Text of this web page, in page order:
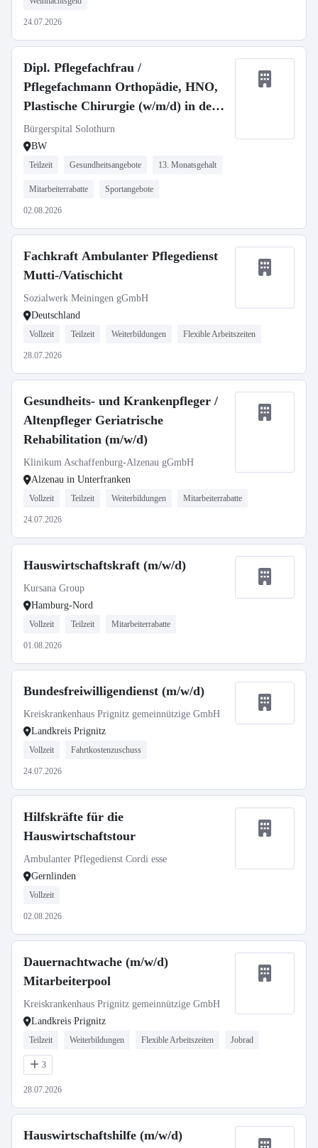
24.07.2026
Dipl. Pflegefachfrau /
Pflegefachmann Orthopädie, HNO,
Plastische Chirurgie (w/m/d) in der
Schweiz
Bürgerspital Solothurn
BW
Teilzeit Gesundheitsangebote 13. Monatsgehalt
Mitarbeiterrabatte Sportangebote
02.08.2026
Fachkraft Ambulanter Pflegedienst
Mutti-/Vatischicht
Sozialwerk Meiningen gGmbH
Deutschland
Vollzeit Teilzeit Weiterbildungen Flexible Arbeitszeiten
28.07.2026
Gesundheits- und Krankenpfleger /
Altenpfleger Geriatrische
Rehabilitation (m/w/d)
Klinikum Aschaffenburg-Alzenau gGmbH
Alzenau in Unterfranken
Vollzeit Teilzeit Weiterbildungen Mitarbeiterrabatte
24.07.2026
Hauswirtschaftskraft (m/w/d)
Kursana Group
Hamburg-Nord
Vollzeit Teilzeit Mitarbeiterrabatte
01.08.2026
Bundesfreiwilligendienst (m/w/d)
Kreiskrankenhaus Prignitz gemeinnützige GmbH
Landkreis Prignitz
Vollzeit Fahrtkostenzuschuss
24.07.2026
Hilfskräfte für die
Hauswirtschaftstour
Ambulanter Pflegedienst Cordi esse
Gernlinden
Vollzeit
02.08.2026
Dauernachtwache (m/w/d)
Mitarbeiterpool
Kreiskrankenhaus Prignitz gemeinnützige GmbH
Landkreis Prignitz
Teilzeit Weiterbildungen Flexible Arbeitszeiten Jobrad
3
28.07.2026
Hauswirtschaftshilfe (m/w/d)